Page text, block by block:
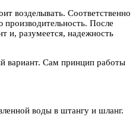
возделывать. Соответственно
После
и, разумеется, надежность
вариант. Сам принцип работы
воды в штангу и шланг.